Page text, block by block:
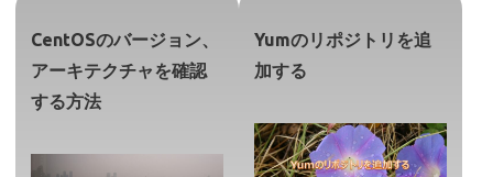
CentOSのバージョン、
アーキテクチャを確認
する方法
Yumのリポジトリを追
加する